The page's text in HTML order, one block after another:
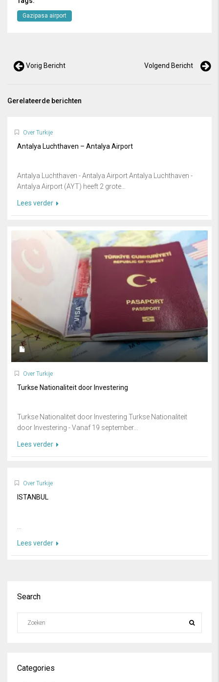
Gazipasa airport
Vorig Bericht Volgend Bericht
Gerelateerde berichten
Over Turkije
Antalya Luchthaven – Antalya Airport
Antalya Luchthaven - Antalya Airport Antalya Luchthaven -
Antalya Airport (AYT) heeft 2 grote...
Lees verder
Over Turkije
Turkse Nationaliteit door Investering
Turkse Nationaliteit door Investering Turkse Nationaliteit
door Investering - Vanaf 19 september...
Lees verder
Over Turkije
ISTANBUL
...
Lees verder
Search
Categories